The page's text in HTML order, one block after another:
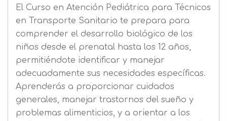
El Curso en Atención Pediátrica para Técnicos
en Transporte Sanitario te prepara para
comprender el desarrollo biológico de los
niños desde el prenatal hasta los 12 años,
permitiéndote identificar y manejar
adecuadamente sus necesidades específicas.
Aprenderás a proporcionar cuidados
generales, manejar trastornos del sueño y
problemas alimenticios, y a orientar a los